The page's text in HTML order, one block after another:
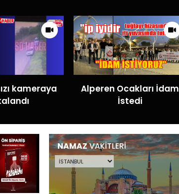
kameraya
Alperen Ocakları İdam
İstedi
NAMAZVAKİTLERİ